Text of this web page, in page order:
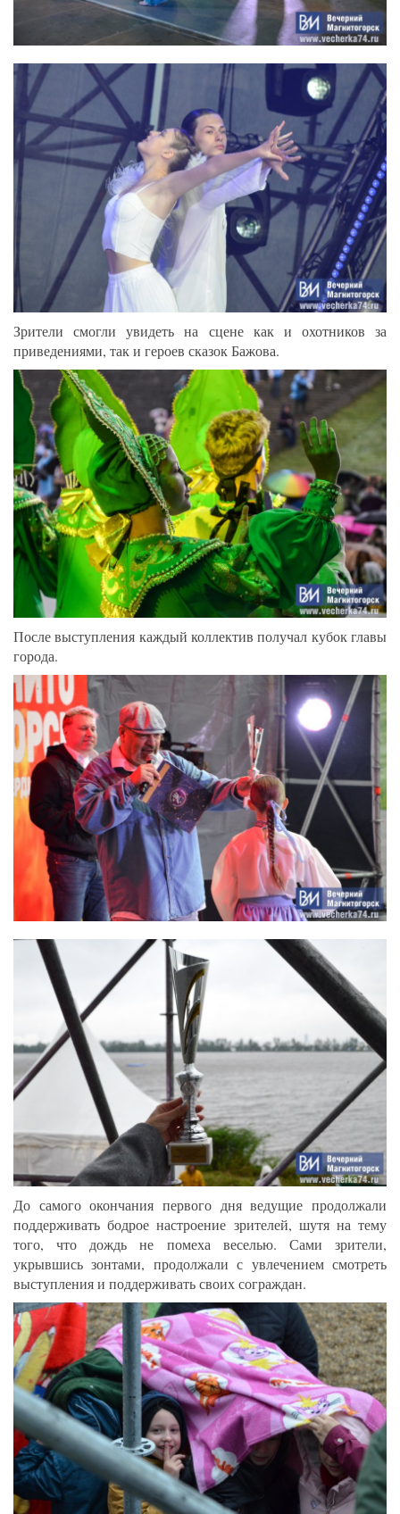
Зрители смогли увидеть на сцене как и охотников за
приведениями, так и героев сказок Бажова.
После выступления каждый коллектив получал кубок главы
города.
До самого окончания первого дня ведущие продолжали
поддерживать бодрое настроение зрителей, шутя на тему
того, что дождь не помеха веселью. Сами зрители,
укрывшись зонтами, продолжали с увлечением смотреть
выступления и поддерживать своих сограждан.